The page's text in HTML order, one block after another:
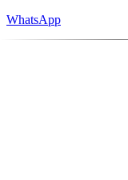
WhatsApp